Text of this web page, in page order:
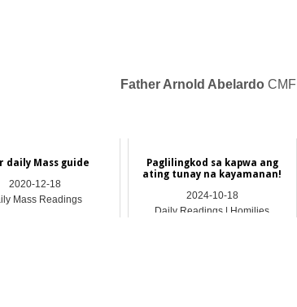
Father Arnold AbelardoCMF
daily Mass guide
2020-12-18
Mass Readings
Paglilingkod sa kapwa ang
ating tunay na kayamanan!
2024-10-18
Daily Readings | Homilies